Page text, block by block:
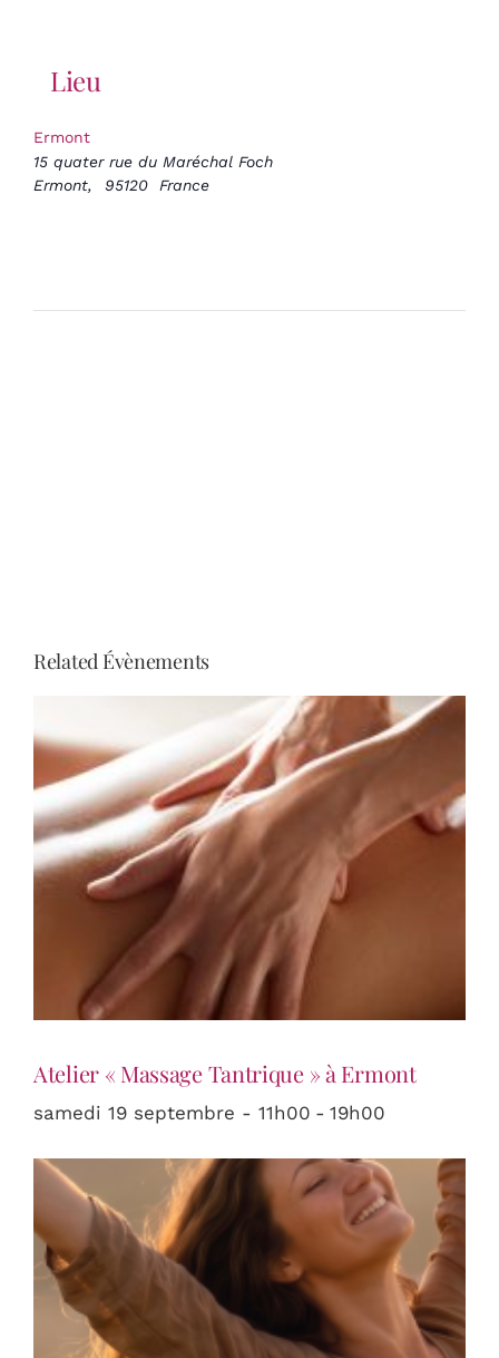
Lieu
Ermont
15 quater rue du Maréchal Foch
Ermont, 95120 France
Related Évènements
Atelier « Massage Tantrique » à Ermont
samedi 19 septembre - 11h00 - 19h00